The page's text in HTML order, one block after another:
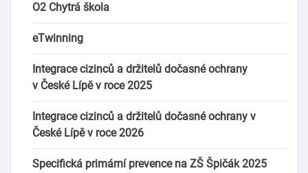
O2 Chytrá škola
eTwinning
Integrace cizinců a držitelů dočasné ochrany
v České Lípě v roce 2025
Integrace cizinců a držitelů dočasné ochrany v
České Lípě v roce 2026
Specifická primární prevence na ZŠ Špičák 2025